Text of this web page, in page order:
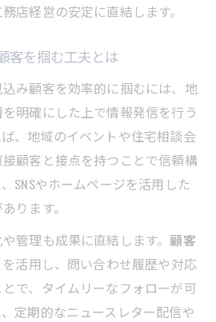
店経営の安定に直結します。
客を掴む工夫とは
み顧客を効率的に掴むには、地
明確にした上で情報発信を行う
、地域のイベントや住宅相談会
顧客と接点を持つことで信頼構
SNSやホームページを活用した
ります。
管理も成果に直結します。 顧客
を活用し、問い合わせ履歴や対応
で、タイムリーなフォローが可
定期的なニュースレター配信や